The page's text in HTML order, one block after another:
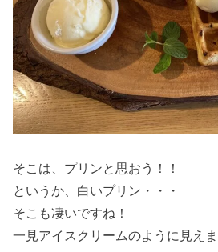
そこは、プリンと思おう！！
というか、白いプリン・・・
そこも凄いですね！
一見アイスクリームのように見え